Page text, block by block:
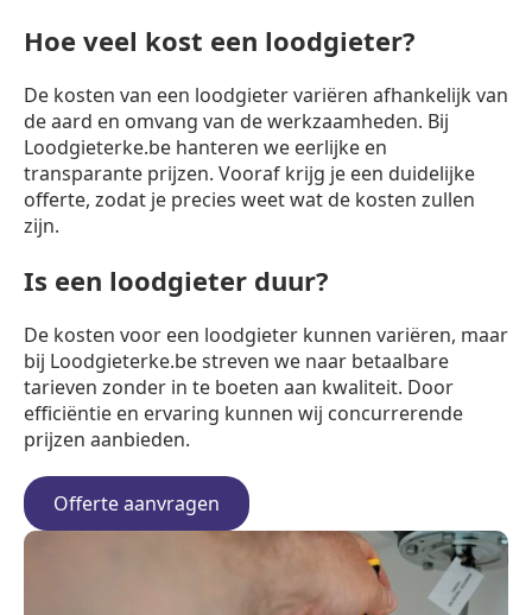
Hoe veel kost een loodgieter?
De kosten van een loodgieter variëren afhankelijk van
de aard en omvang van de werkzaamheden. Bij
Loodgieterke.be hanteren we eerlijke en
transparante prijzen. Vooraf krijg je een duidelijke
offerte, zodat je precies weet wat de kosten zullen
zijn.
Is een loodgieter duur?
De kosten voor een loodgieter kunnen variëren, maar
bij Loodgieterke.be streven we naar betaalbare
tarieven zonder in te boeten aan kwaliteit. Door
efficiëntie en ervaring kunnen wij concurrerende
prijzen aanbieden.
Offerte aanvragen